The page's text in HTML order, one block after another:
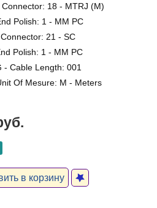
Connector: 18 - MTRJ (M)
Polish: 1 - MM PC
21 - SC
Polish: 1 - MM PC
- Cable Length: 001
Of Mesure: M - Meters
в корзину